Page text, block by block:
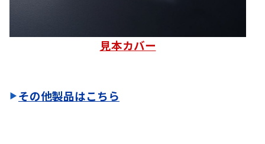
見本カバー
その他製品はこちら